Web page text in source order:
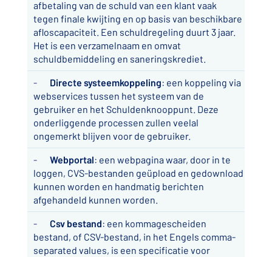
afbetaling van de schuld van een klant vaak
tegen finale kwijting en op basis van beschikbare
afloscapaciteit. Een schuldregeling duurt 3 jaar.
Het is een verzamelnaam en omvat
schuldbemiddeling en saneringskrediet.
- Directe systeemkoppeling: een koppeling via
webservices tussen het systeem van de
gebruiker en het Schuldenknooppunt. Deze
onderliggende processen zullen veelal
ongemerkt blijven voor de gebruiker.
- Webportal: een webpagina waar, door in te
loggen, CVS-bestanden geüpload en gedownload
kunnen worden en handmatig berichten
afgehandeld kunnen worden.
- Csv bestand: een kommagescheiden
bestand, of CSV-bestand, in het Engels comma-
separated values, is een specificatie voor